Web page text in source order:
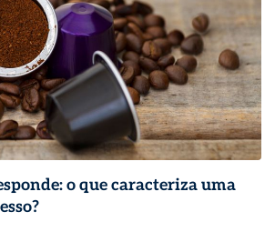
o que caracteriza uma